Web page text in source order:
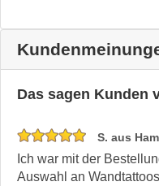
Das sagen Kunden
S. aus
Ich war mit der
Auswahl an